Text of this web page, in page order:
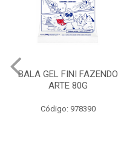
BALA GEL FINI FAZENDO
ARTE 80G
Código: 978390